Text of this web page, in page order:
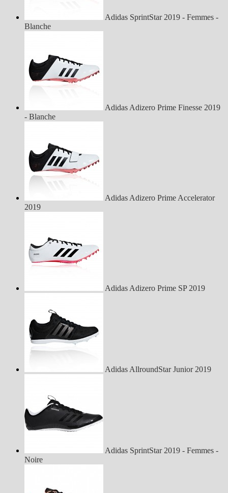
Adidas SprintStar 2019 - Femmes -
Blanche
Adidas Adizero Prime Finesse 2019
- Blanche
Adidas Adizero Prime Accelerator
2019
Adidas Adizero Prime SP 2019
Adidas AllroundStar Junior 2019
Adidas SprintStar 2019 - Femmes -
Noire